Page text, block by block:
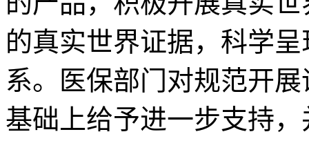
的真实世界证据，科学
系。医保部门对规范开
基础上给予进一步支持